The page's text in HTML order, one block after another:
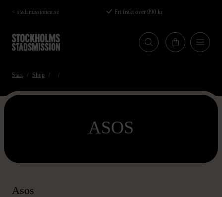
Hoppa
till
huvudinnehåll
< stadsmissionen.se Fri frakt över 990 kr
Start Shop
ASOS
Asos